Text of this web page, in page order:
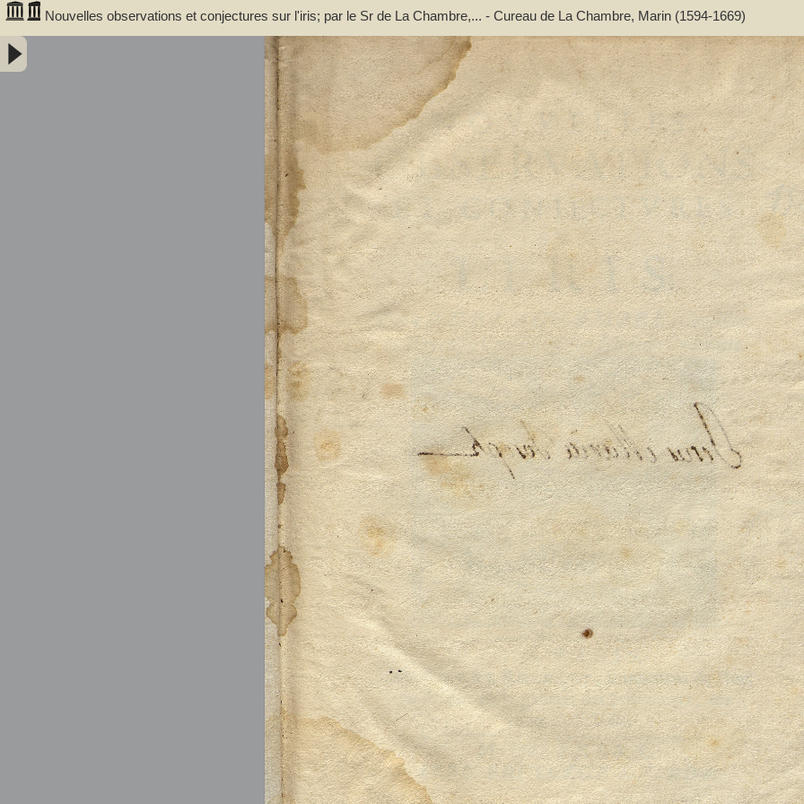
Nouvelles observations et conjectures sur l'iris; par le Sr de La Chambre,... - Cureau de La Chambre, Marin (1594-1669)